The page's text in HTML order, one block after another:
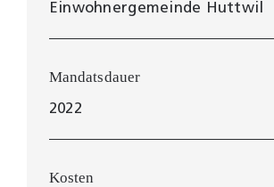
Einwohnergemeinde Huttwil
Mandatsdauer
2022
Kosten